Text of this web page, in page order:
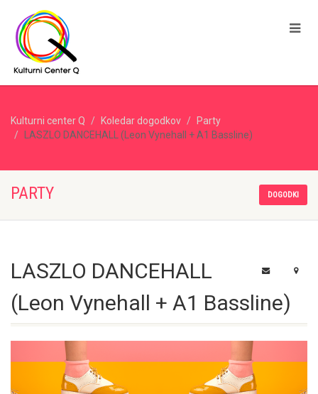
Kulturni center Q Koledar dogodkov
Party
LASZLO DANCEHALL (Leon Vynehall + A1 Bassline)
PARTY DOGODKI
LASZLO DANCEHALL
(Leon Vynehall + A1 Bassline)